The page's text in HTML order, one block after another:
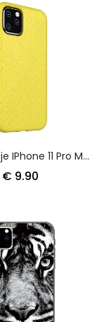
Case Hoesje IPhone 11 Pro Max Rood Zwart Telefoonhoesje Ontwerp Van Tarwestro
€ 9.90